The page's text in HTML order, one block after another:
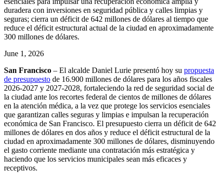
duradera con inversiones en seguridad pública y calles limpias y
seguras; cierra un déficit de 642 millones de dólares al tiempo que
reduce el déficit estructural actual de la ciudad en aproximadamente
300 millones de dólares.
June 1, 2026
San Francisco – El alcalde Daniel Lurie presentó hoy su propuesta
de presupuesto de 16.900 millones de dólares para los años fiscales
2026-2027 y 2027-2028, fortaleciendo la red de seguridad social de
la ciudad ante los recortes federal de cientos de millones de dólares
en la atención médica, a la vez que protege los servicios esenciales
que garantizan calles seguras y limpias e impulsan la recuperación
económica de San Francisco. El presupuesto cierra un déficit de 642
millones de dólares en dos años y reduce el déficit estructural de la
ciudad en aproximadamente 300 millones de dólares, disminuyendo
el gasto corriente mediante una contratación más estratégica y
haciendo que los servicios municipales sean más eficaces y
receptivos.